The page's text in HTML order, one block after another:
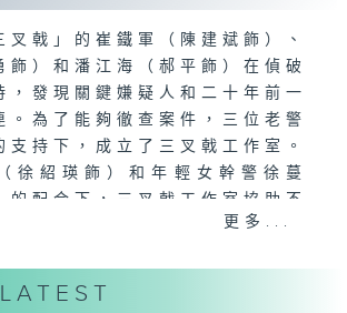
叉戟」的崔鐵軍（陳建斌飾）、
飾）和潘江海（郝平飾）在偵破
，發現關鍵嫌疑人和二十年前一
。為了能夠徹查案件，三位老警
支持下，成立了三叉戟工作室。
徐紹瑛飾）和年輕女幹警徐蔓
的配合下，三叉戟工作室協助不
多宗大案。然而隨著深入調查，
團有關，這個犯罪集團試圖透過
種虛擬貨幣壟斷市場攫取利益。
更多...
LATEST